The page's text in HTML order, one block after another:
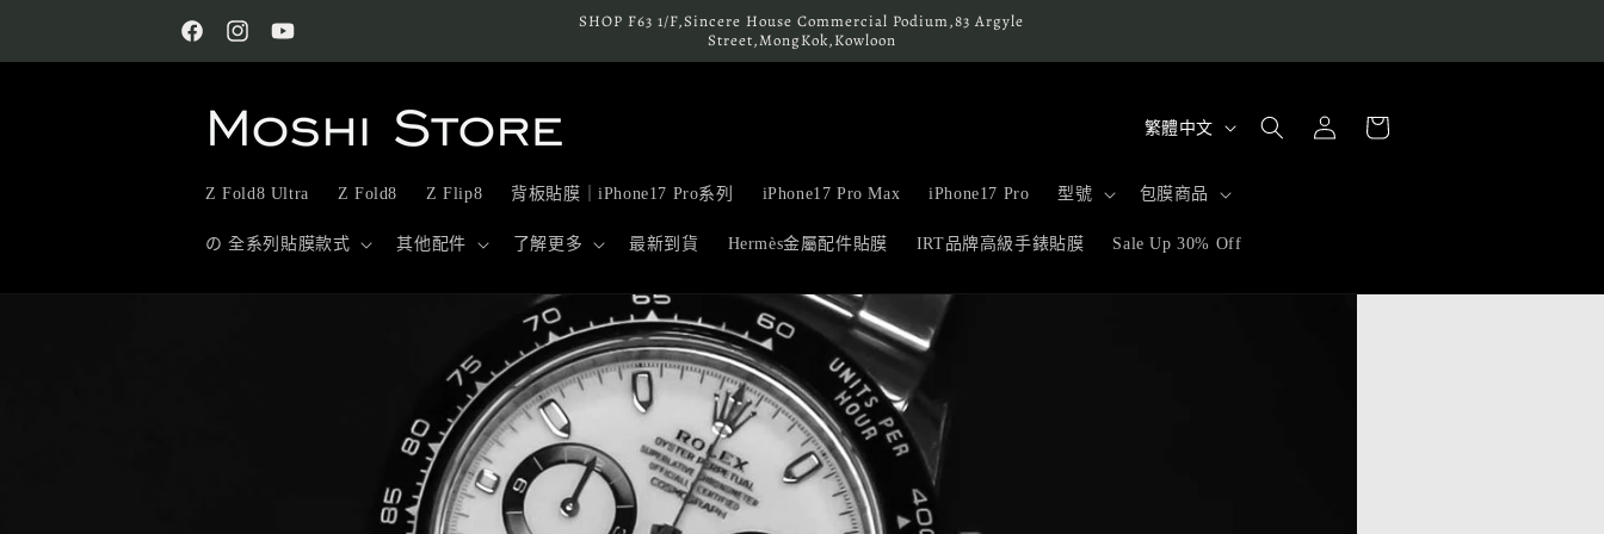
FacebookInstagramYouTube
SHOP F63 1/F,Sincere House Commercial Podium,83 Argyle
Street,MongKok,Kowloon
Z Fold8 Ultra Z Fold8 Z Flip8 背板貼膜｜iPhone17 Pro系列 iPhone17 Pro Max iPhone17 Pro 型號 包膜商品
の 全系列貼膜款式 其他配件 了解更多 最新到貨 Hermès金屬配件貼膜 IRT品牌高級手錶貼膜 Sale Up 30% Off
語
繁體中文
登
入
物